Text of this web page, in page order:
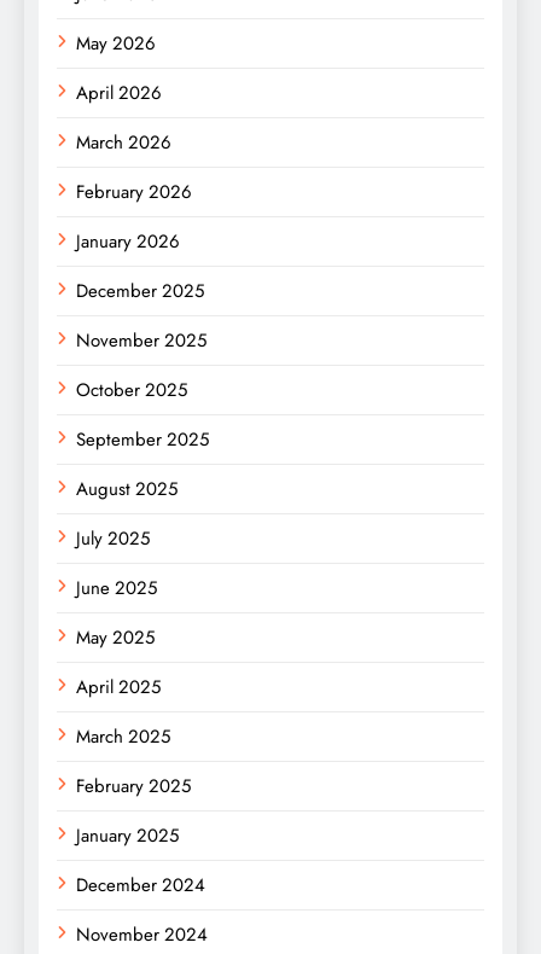
May 2026
April 2026
March 2026
February 2026
January 2026
December 2025
November 2025
October 2025
September 2025
August 2025
July 2025
June 2025
May 2025
April 2025
March 2025
February 2025
January 2025
December 2024
November 2024